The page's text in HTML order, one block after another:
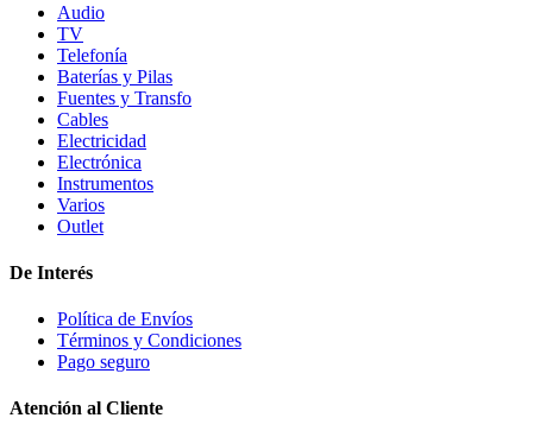
Audio
TV
Telefonía
Baterías y Pilas
Fuentes y Transfo
Cables
Electricidad
Electrónica
Instrumentos
Varios
Outlet
De Interés
Política de Envíos
Términos y Condiciones
Pago seguro
Atención al Cliente